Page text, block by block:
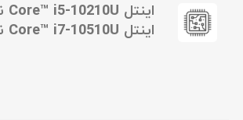
اینتل Core™ i7-10510U نسل 10